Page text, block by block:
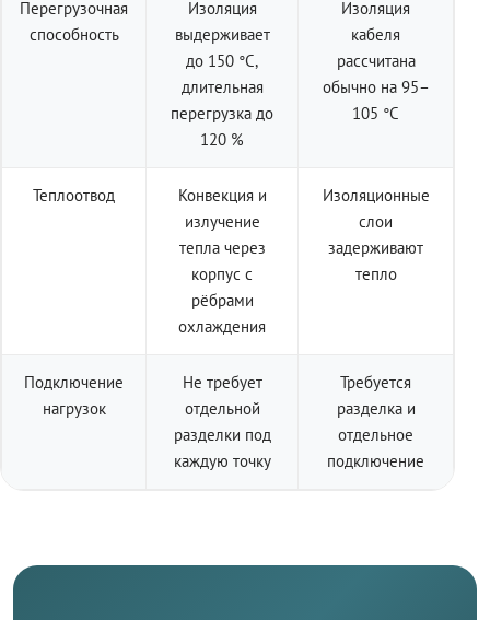
Перегрузочная
способность
Изоляция
выдерживает
до 150 °C,
длительная
перегрузка до
120 %
Изоляция
кабеля
рассчитана
обычно на 95–
105 °C
Теплоотвод
Конвекция и
излучение
тепла через
корпус с
рёбрами
охлаждения
Изоляционные
слои
задерживают
тепло
Подключение
нагрузок
Не требует
отдельной
разделки под
каждую точку
Требуется
разделка и
отдельное
подключение